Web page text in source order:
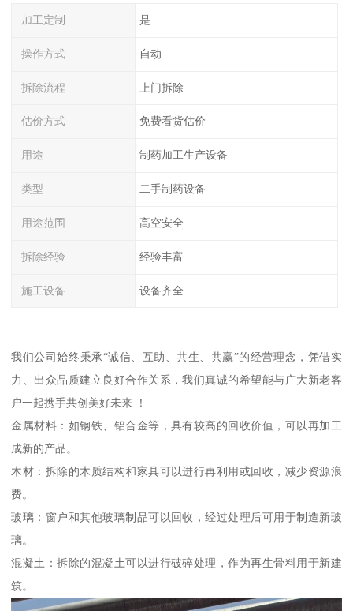
加工定制 是
操作方式 自动
拆除流程 上门拆除
估价方式 免费看货估价
用途 制药加工生产设备
类型 二手制药设备
用途范围 高空安全
拆除经验 经验丰富
施工设备 设备齐全
我们公司始终秉承“诚信、互助、共生、共赢”的经营理念，凭借实
力、出众品质建立良好合作关系，我们真诚的希望能与广大新老客
户一起携手共创美好未来 ！
金属材料：如钢铁、铝合金等，具有较高的回收价值，可以再加工
成新的产品。
木材：拆除的木质结构和家具可以进行再利用或回收，减少资源浪
费。
玻璃：窗户和其他玻璃制品可以回收，经过处理后可用于制造新玻
璃。
混凝土：拆除的混凝土可以进行破碎处理，作为再生骨料用于新建
筑。